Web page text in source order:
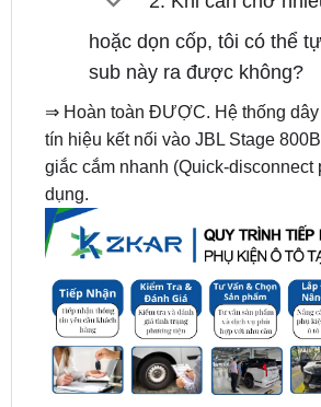
sub này ra được không?
⇒ Hoàn toàn ĐƯỢC. Hệ thống dây
tín hiệu kết nối vào JBL Stage
giắc cắm nhanh (Quick-disconnect
dụng.
FEEDBACK KHÁCH